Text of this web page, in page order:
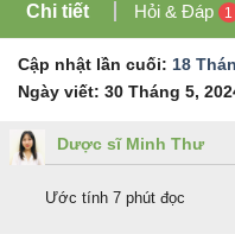
Chi tiết Hỏi & Đáp 1
Cập nhật lần cuối: 18
Ngày viết: 30 Tháng 5,
Dược sĩ Minh Thư
Ước tính 7 phút đọc